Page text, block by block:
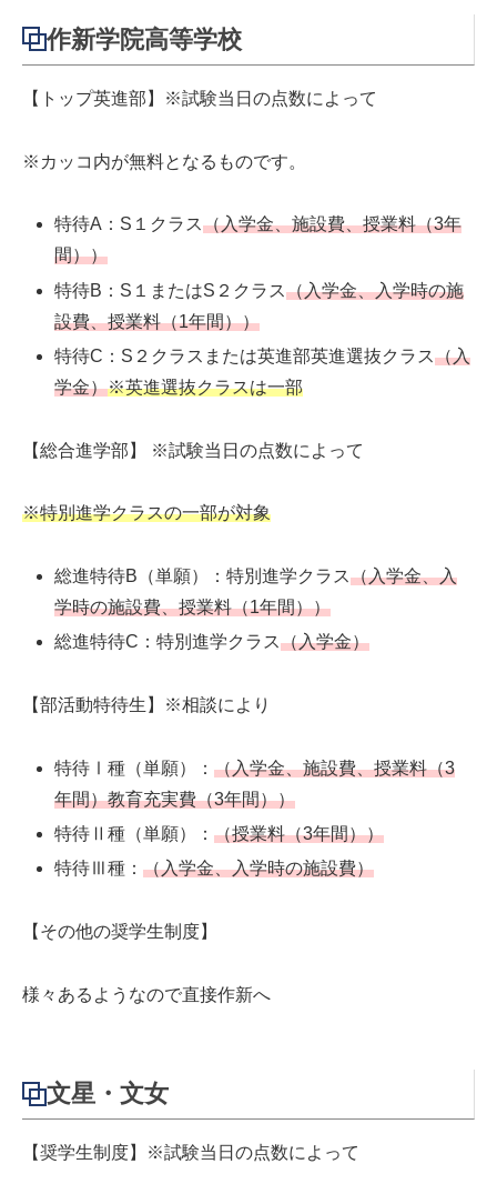
作新学院高等学校
【トップ英進部】※試験当日の点数によって
※カッコ内が無料となるものです。
特待A：S１クラス（入学金、施設費、授業料（3年
間））
特待B：S１またはS２クラス（入学金、入学時の施
設費、授業料（1年間））
特待C：S２クラスまたは英進部英進選抜クラス（入
学金）※英進選抜クラスは一部
【総合進学部】 ※試験当日の点数によって
※特別進学クラスの一部が対象
総進特待B（単願）：特別進学クラス（入学金、入
学時の施設費、授業料（1年間））
総進特待C：特別進学クラス（入学金）
【部活動特待生】※相談により
特待Ⅰ種（単願）：（入学金、施設費、授業料（3
年間）教育充実費（3年間））
特待Ⅱ種（単願）：（授業料（3年間））
特待Ⅲ種：（入学金、入学時の施設費）
【その他の奨学生制度】
様々あるようなので直接作新へ
文星・文女
【奨学生制度】※試験当日の点数によって